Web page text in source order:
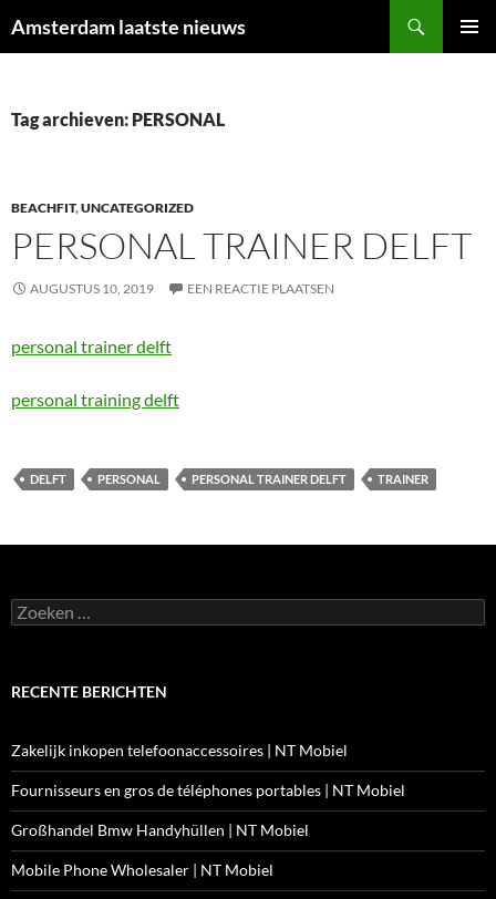
naar
Amsterdam laatste nieuws
Tag archieven: PERSONAL
BEACHFIT,UNCATEGORIZED
PERSONAL TRAINER DELFT
AUGUSTUS 10, 2019 EEN REACTIE PLAATSEN
personal trainer delft
personal training delft
DELFT PERSONAL PERSONAL TRAINER DELFT TRAINER
Zoeken
naar:
RECENTE BERICHTEN
Zakelijk inkopen telefoonaccessoires | NT Mobiel
Fournisseurs en gros de téléphones portables | NT Mobiel
Großhandel Bmw Handyhüllen | NT Mobiel
Mobile Phone Wholesaler | NT Mobiel